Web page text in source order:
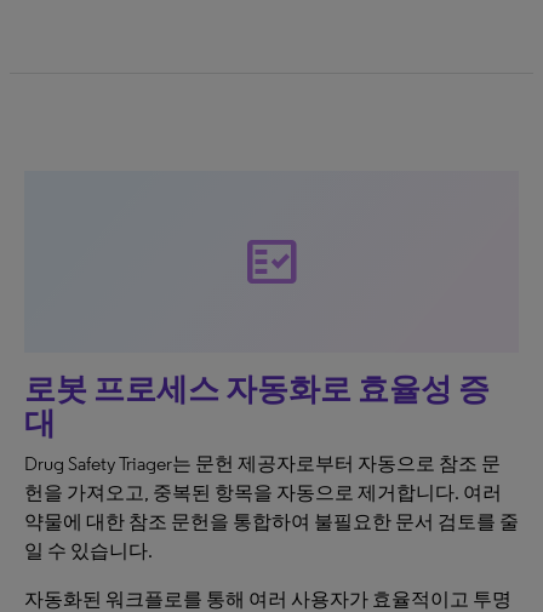
fact_check
로봇 프로세스 자동화로 효율성 증
대
Drug Safety Triager는 문헌 제공자로부터 자동으로 참조 문
헌을 가져오고, 중복된 항목을 자동으로 제거합니다. 여러
약물에 대한 참조 문헌을 통합하여 불필요한 문서 검토를 줄
일 수 있습니다.
자동화된 워크플로를 통해 여러 사용자가 효율적이고 투명